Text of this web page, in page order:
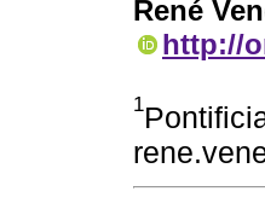
René
http://
1